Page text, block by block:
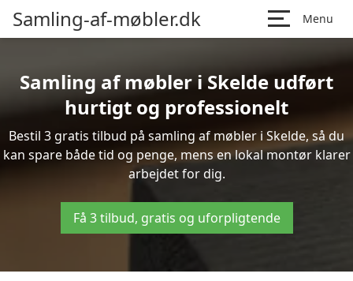
Samling-af-møbler.dk Menu
Samling af møbler i Skelde udført
hurtigt og professionelt
Bestil 3 gratis tilbud på samling af møbler i Skelde, så du
kan spare både tid og penge, mens en lokal montør klarer
arbejdet for dig.
Få 3 tilbud, gratis og uforpligtende